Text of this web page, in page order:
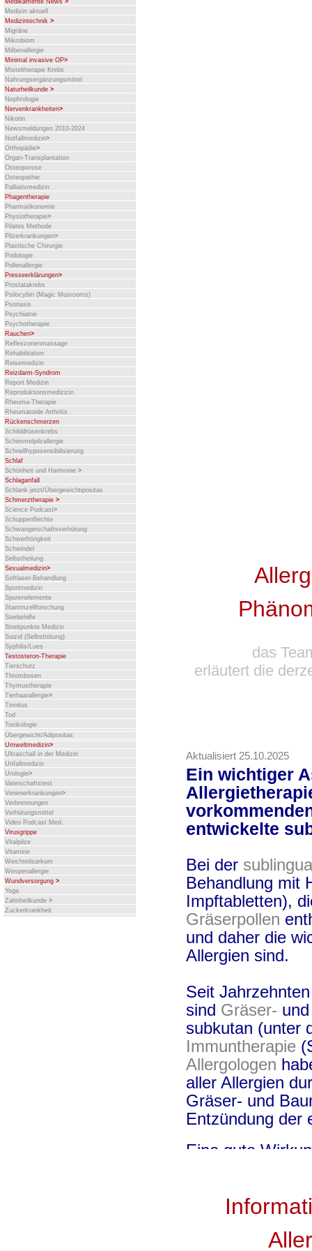
Medizin aktuell
Medizintechnik >
Migräne
Mikrobiom
Milbenallergie
Minimal invasive OP>
Misteltherapie Krebs
Nahrungsergänzungsmittel
Naturheilkunde >
Nephrologie
Nervenkrankheiten>
Nikotin
Newsmeldungen 2010-2024
Notfallmedizin>
Orthopädie>
Organ-Transplantation
Osteoporose
Osteopathie
Palliativmedizin
Phagentherapie
Pharmaökonomie
Physiotherapie>
Pilates Methode
Pilzerkrankungen>
Plastische Chirurgie
Podologie
Pollenallergie
Presseerklärungen>
Prostatakrebs
Psilocybin (Magic Musrooms)
Psoriasis
Psychiatrie
Psychotherapie
Rauchen>
Reflexzonenmassage
Rehabilitation
Reisemedizin
Reizdarm-Syndrom
Report Medizin
Reproduktionsmedizizin
Rheuma-Therapie
Rheumatoide Arthritis
Rückenschmerzen
Schilddrüsenkrebs
Schimmelpilzallergie
Schnellhyposensibilisierung
Schlaf
Schönheit und Harmonie >
Schlaganfall
Schlank jetzt/Übergewichtipositas
Schmerztherapie >
Science Podcast>
Schuppenflechte
Schwangerschaftsverhütung
Schwerhörigkeit
Schwindel
Selbstheilung
Sexualmedizin>
Softlaser-Behandlung
Sportmedizin
Spurenelemente
Stammzellforschung
Sterbehilfe
Streitpunkte Medizin
Suizid (Selbsttötung)
Syphilis/Lues
Testosteron-Therapie
Tierschutz
Thrombosen
Thymustherapie
Tierhaarallergie>
Tinnitus
Tod
Toxikologie
Übergewicht/Adipositas
Umweltmedizin>
Ultraschall in der Medizin
Unfallmedizin
Urologie>
Vaterschaftstest
Venenerkrankungen>
Verbrennungen
Verhütungsmittel
Video Podcast Med.
Virusgrippe
Vitalpilze
Vitamine
Weichteilsarkom
Wespenallergie
Wundversorgung >
Yoga
Zahnheilkunde >
Zuckerkrankheit
das
erläutert die
Aktualisiert 25.10.2025
Ein wichtiger
entwickelte
Bei der
Behandlung mit
Impftabletten),
Gräserpollen
und daher die
Allergien sind.
Seit
sind Gräser-
subkutan (unter
Immuntherapie
Allergologen
aller Allergien
Gräser- und
Entzündung der
Eine gute
der ebenfalls
spezifische